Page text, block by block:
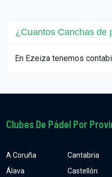
¿Cuantos Canchas de
En Ezeiza tenemos
Clubes De Pádel Por
A Coruña
Álava
Cantabria
Castellón